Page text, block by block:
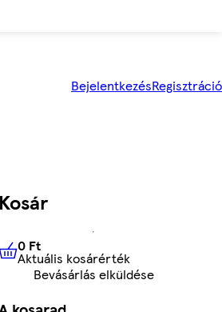
BejelentkezésRegisztráció
Kosár
0 FtAktuális kosárérték
0 Ft
Aktuális kosárérték
Bevásárlás elküldése